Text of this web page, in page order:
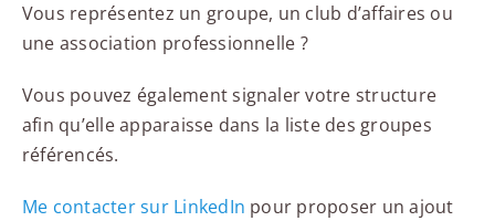
Vous représentez un groupe, un club d’affaires ou
une association professionnelle ?
Vous pouvez également signaler votre structure
afin qu’elle apparaisse dans la liste des groupes
référencés.
Me contacter sur LinkedIn pour proposer un ajout